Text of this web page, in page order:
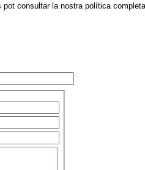
consultar la nostra política